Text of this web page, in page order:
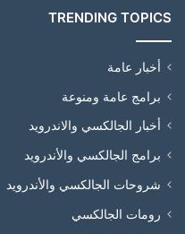
TRENDING TOPICS
أخبار عامة
برامج عامة ومنوعة
أخبار الجالكسي والاندرويد
برامج الجالكسي والأندرويد
شروحات الجالكسي والأندرويد
رومات الجالكسي